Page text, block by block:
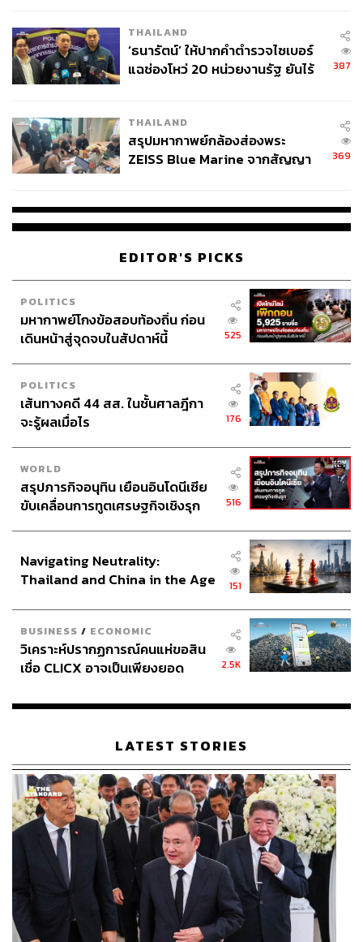
THAILAND
‘ธนารัตน์’ ให้ปากคำตำรวจไซเบอร์
แฉช่องโหว่ 20 หน่วยงานรัฐ ยันไร้
387
THAILAND
สรุปมหากาพย์กล้องส่องพระ
ZEISS Blue Marine จากสัญญา
จ่ายหนี้-แอบระบุแบรนด์
369
EDITOR'S PICKS
POLITICS
มหากาพย์โกงข้อสอบท้องถิ่น ก่อน
เดินหน้าสู่จุดจบในสัปดาห์นี้
525
POLITICS
เส้นทางคดี 44 สส. ในชั้นศาลฎีกา
จะรู้ผลเมื่อไร
176
WORLD
สรุปภารกิจอนุทิน เยือนอินโดนีเซีย
ขับเคลื่อนการทูตเศรษฐกิจเชิงรุก
516
Navigating Neutrality:
Thailand and China in the Age
151
BUSINESS / ECONOMIC
วิเคราะห์ปรากฏการณ์คนแห่ขอสิน
เชื่อ CLICX อาจเป็นเพียงยอด
เรือนไทยที่ถูกซุกไว้
2.5K
LATEST STORIES